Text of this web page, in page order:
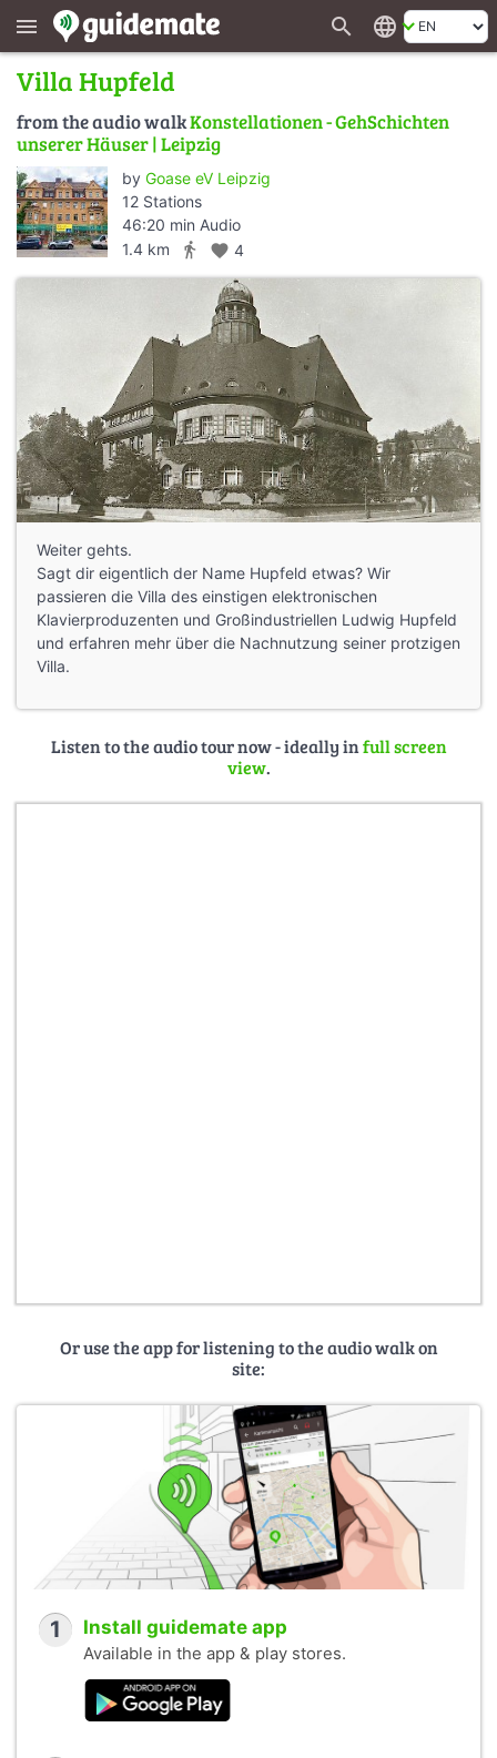
menu search language
Villa Hupfeld
from the audio walkKonstellationen - GehSchichten
unserer Häuser | Leipzig
by Goase eV Leipzig
12 Stations
46:20 min Audio
1.4 km
directions_walk favorite 4
Weiter gehts.
Sagt dir eigentlich der Name Hupfeld etwas? Wir
passieren die Villa des einstigen elektronischen
Klavierproduzenten und Großindustriellen Ludwig Hupfeld
und erfahren mehr über die Nachnutzung seiner protzigen
Villa.
Listen to the audio tour now - ideally infull screen
view.
Or use the app for listening to the audio walk on
site:
1 Install guidemate app
Available in the app & play stores.